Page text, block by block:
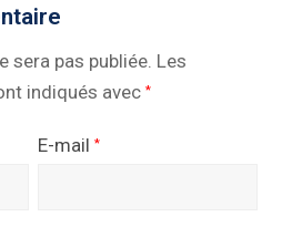
sera pas publiée. Les
indiqués avec*
E-mail*